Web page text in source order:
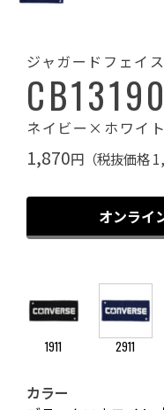
ジャガードフェイ
ネイビー×ホワイ
1,870円（税抜価格
オンライ
1911 2911
カラー